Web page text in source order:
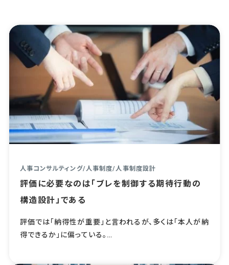
人事コンサルティング/ 人事制度/ 人事制度設計
評価に必要なのは「ブレを制御する期待行動の
構造設計」である
評価では「納得性が重要」と言われるが、多くは「本人が納
得できるか」に偏っている。…